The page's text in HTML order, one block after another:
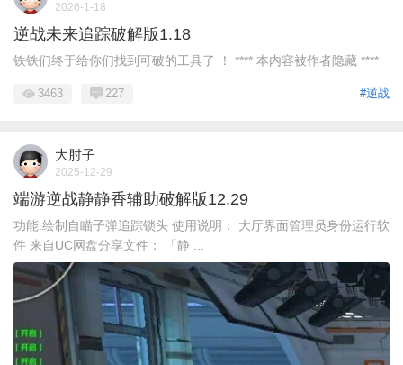
2026-1-18
逆战未来追踪破解版1.18
铁铁们终于给你们找到可破的工具了 ！ **** 本内容被作者隐藏 ****
#逆战
3463 227
大肘子
2025-12-29
端游逆战静静香辅助破解版12.29
功能:绘制自瞄子弹追踪锁头 使用说明： 大厅界面管理员身份运行软
件 来自UC网盘分享文件： 「静 ...